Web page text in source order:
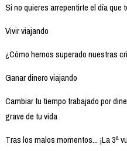
Si no quieres arrepentirte el día que
Vivir viajando
¿Cómo hemos superado nuestras
Ganar dinero viajando
Cambiar tu tiempo trabajado por
grave de tu vida
Tras los malos momentos... ¡La 3ª